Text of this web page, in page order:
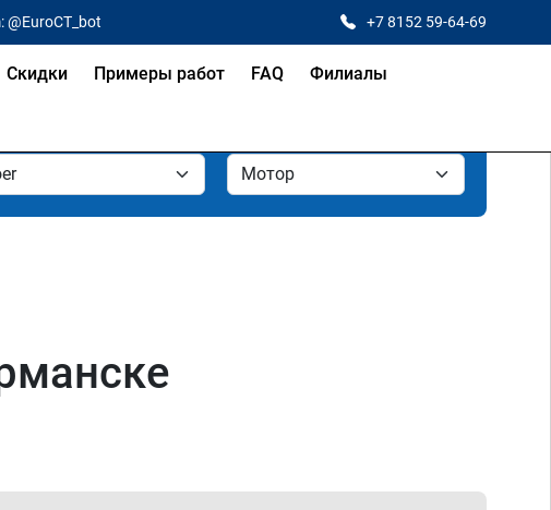
@EuroCT_bot +7 8152 59-64-69
Скидки Примеры работ FAQ Филиалы